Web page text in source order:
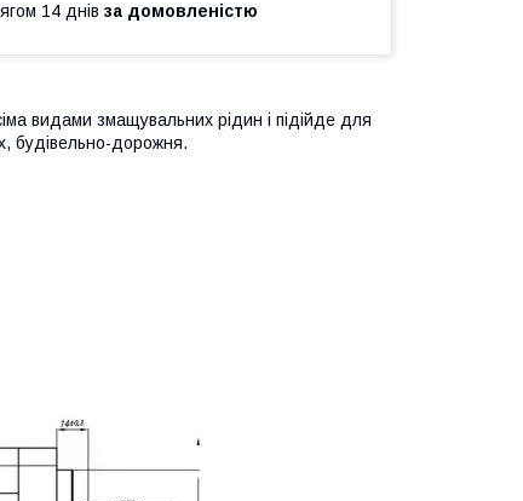
14 днів за домовленістю
видами змащувальних рідин і підійде для
будівельно-дорожня.